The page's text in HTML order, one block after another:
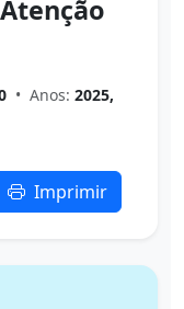
• Anos: 2025,
Imprimir